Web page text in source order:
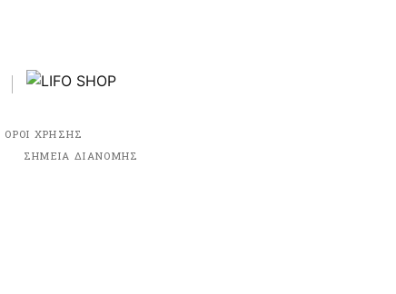
ΟΡΟΙ ΧΡΗΣΗΣ
ΣΗΜΕΙΑ ΔΙΑΝΟΜΗΣ